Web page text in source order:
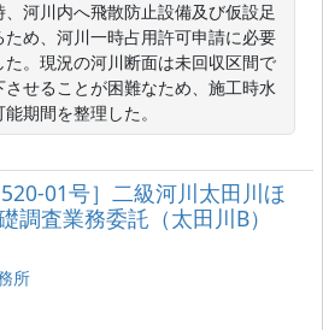
河川内へ飛散防止設備及び仮設足
め、河川一時占用許可申請に必要
。現況の河川断面は未回収区間で
せることが困難なため、施工時水
期間を整理した。
01号］二級河川太田川ほ
調査業務委託（太田川B）
所